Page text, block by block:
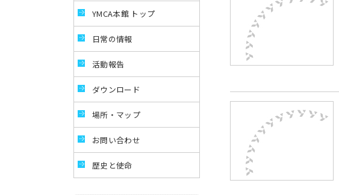
YMCA本館 トップ
日常の情報
活動報告
ダウンロード
場所・マップ
お問い合わせ
歴史と使命